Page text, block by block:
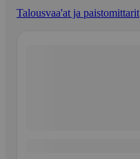
Talousvaa'at ja paistomittarit